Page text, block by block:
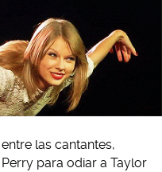
las cantantes,
para odiar a Taylor